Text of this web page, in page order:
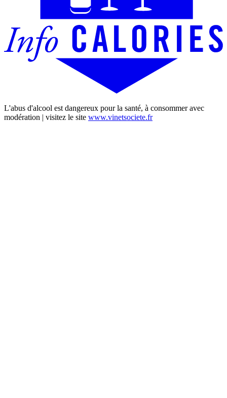
L'abus d'alcool est dangereux pour la santé, à consommer avec
modération | visitez le site www.vinetsociete.fr